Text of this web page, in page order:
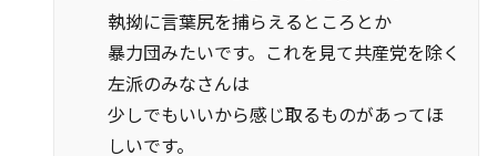
執拗に言葉尻を捕らえるところとか
暴力団みたいです。これを見て共産党を除く
左派のみなさんは
少しでもいいから感じ取るものがあってほ
しいです。